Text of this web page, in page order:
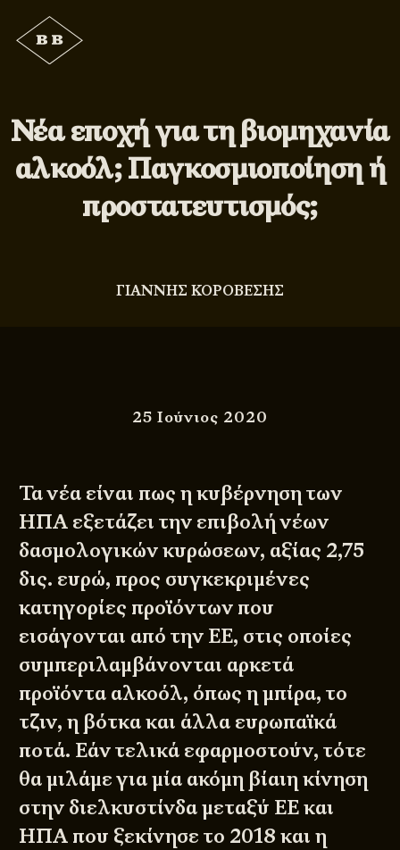
Νέα εποχή για τη βιομηχανία
αλκοόλ; Παγκοσμιοποίηση ή
προστατευτισμός;
ΓΙΑΝΝΗΣ ΚΟΡΟΒΕΣΗΣ
25 Ιούνιος 2020
Τα νέα είναι πως η κυβέρνηση των
ΗΠΑ εξετάζει την επιβολή νέων
δασμολογικών κυρώσεων, αξίας 2,75
δις. ευρώ, προς συγκεκριμένες
κατηγορίες προϊόντων που
εισάγονται από την ΕΕ, στις οποίες
συμπεριλαμβάνονται αρκετά
προϊόντα αλκοόλ, όπως η μπίρα, το
τζιν, η βότκα και άλλα ευρωπαϊκά
ποτά. Εάν τελικά εφαρμοστούν, τότε
θα μιλάμε για μία ακόμη βίαιη κίνηση
στην διελκυστίνδαμεταξύ ΕΕ και
ΗΠΑ που ξεκίνησε το 2018 και η